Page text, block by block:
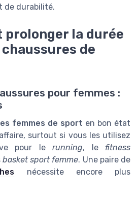
de durabilité.
la durée
de
pour femmes :
femmes de sport en bon état
surtout si vous les utilisez
pour lerunning, le fitness
basket sport femme. Une paire de
nécessite encore plus